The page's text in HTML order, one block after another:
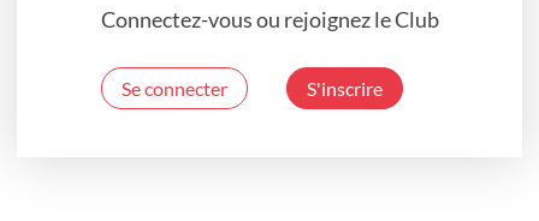
Connectez-vous ou rejoignez le Club
Se connecter S'inscrire